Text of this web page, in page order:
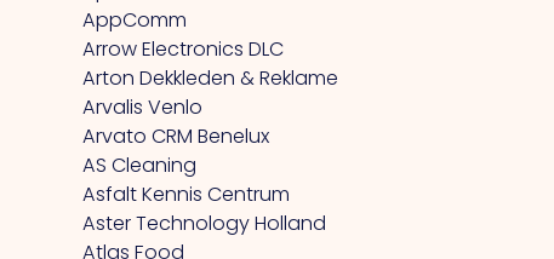
AppComm
Arrow Electronics DLC
Arton Dekkleden & Reklame
Arvalis Venlo
Arvato CRM Benelux
AS Cleaning
Asfalt Kennis Centrum
Aster Technology Holland
Atlas Food